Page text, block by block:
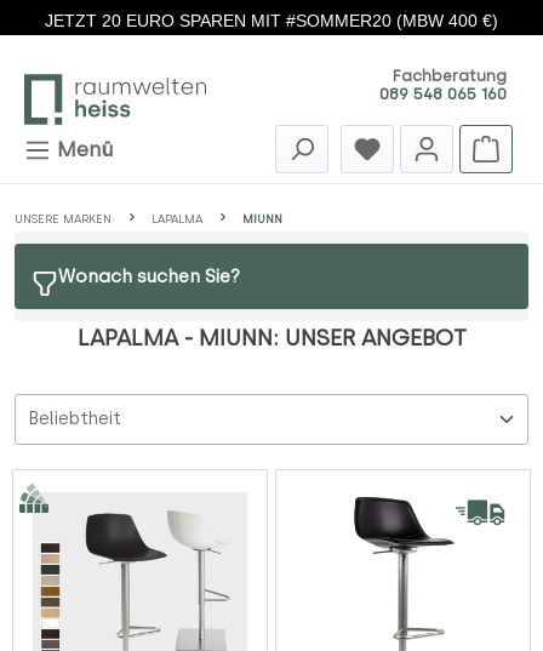
Zum Hauptinhalt springen
JETZT 20 EURO SPAREN MIT #SOMMER20 (MBW 400 €)
Fachberatung
089 548 065 160
Menü
UNSERE MARKEN LAPALMA MIUNN
Wonach suchen Sie?
LAPALMA - MIUNN: UNSER ANGEBOT